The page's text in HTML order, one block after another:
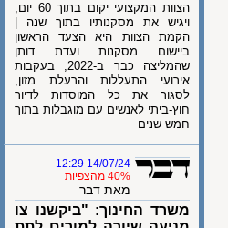
הצוות המקצועי יקום בתוך 60 יום,
ויגיש את מסקנותיו בתוך שנה |
הקמת הצוות היא הצעד הראשון
ביישום מסקנות ועדת דותן
שהמליצה כבר ב-2022, בעקבות
אירועי התעללות והרעלת מזון,
לסגור את כל המוסדות לדיור
חוץ-ביתי לאנשים עם מוגבלות בתוך
חמש שנים
14/07/24 12:29
40% מהצפיות
מאת דבר
משרד החינוך: "ביקשנו צו